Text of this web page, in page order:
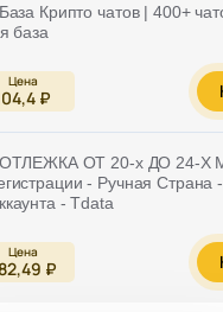
Крипто чатов | 400+
база
₽
ОТЛЕЖКА ОТ 20-х ДО 24-Х
- Ручная
- Tdata
₽